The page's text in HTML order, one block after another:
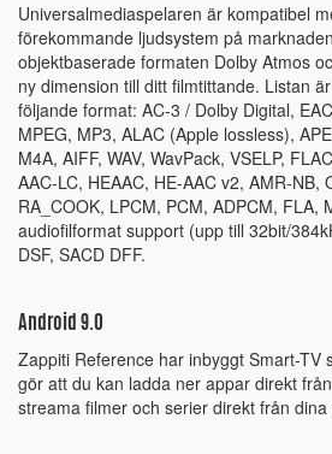
Universalmediaspelaren är kompatibel
förekommande ljudsystem på
objektbaserade formaten Dolby Atmos
ny dimension till ditt filmtittande. Listan
följande format: AC-3 / Dolby Digital,
MPEG, MP3, ALAC (Apple lossless),
M4A, AIFF, WAV, WavPack, VSELP,
AAC-LC, HEAAC, HE-AAC v2, AMR-NB,
RA_COOK, LPCM, PCM, ADPCM, FLA,
audiofilformat support (upp till 32bit/
DSF, SACD DFF.
Android 9.0
Zappiti Reference har inbyggt Smart-TV
gör att du kan ladda ner appar direkt
streama filmer och serier direkt från